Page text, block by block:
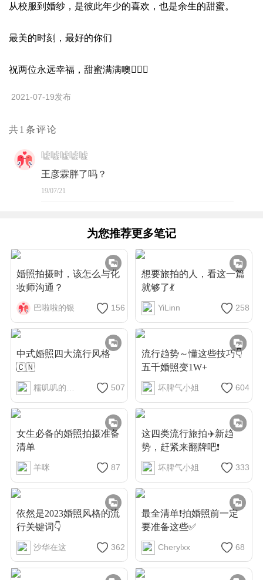
从校服到婚纱，是彼此年少的喜欢，也是余生的甜蜜。
最美的时刻，最好的你们
祝两位永远幸福，甜蜜满满噢👩‍❤️‍👨
2021-07-19发布
共1条评论
嘘嘘嘘嘘嘘
王彦霖胖了吗？
19/07/21
为您推荐更多笔记
婚照拍摄时，该怎么与化
妆师沟通？
巴啦啦的银 156
中式婚照四大流行风格
🇨🇳
糯叽叽的一酱 507
女生必备的婚照拍摄准备
清单
羊咪 87
依然是2023婚照风格的流
行关键词👇
沙华在这 362
想要旅拍的人，看这一篇
就够了💃
YiLinn 258
流行趋势～懂这些技巧👇
五千婚照变1W+
坏脾气小姐 604
这四类流行旅拍✈️新趋
势，赶紧来翻牌吧❗
坏脾气小姐 333
最全清单❗拍婚照前一定
要准备这些✅
Cherylxx 68